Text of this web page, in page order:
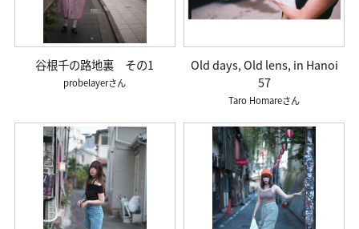
谷根千の路地裏 その1
probelayer
Old days, Old lens, in Hanoi
57
Taro Homare